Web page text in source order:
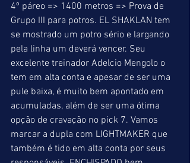
4º páreo => 1400 metros => Prova de
Grupo III para potros. EL SHAKLAN tem
se mostrado um potro sério e largando
pela linha um deverá vencer. Seu
excelente treinador Adelcio Mengolo o
tem em alta conta e apesar de ser uma
pule baixa, é muito bem apontado em
acumuladas, além de ser uma ótima
opção de cravação no pick 7. Vamos
marcar a dupla com LIGHTMAKER que
também é tido em alta conta por seus